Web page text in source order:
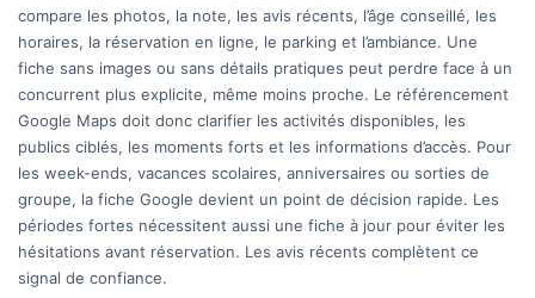
compare les photos, la note, les avis récents, l’âge conseillé, les
horaires, la réservation en ligne, le parking et l’ambiance. Une
fiche sans images ou sans détails pratiques peut perdre face à un
concurrent plus explicite, même moins proche. Le référencement
Google Maps doit donc clarifier les activités disponibles, les
publics ciblés, les moments forts et les informations d’accès. Pour
les week-ends, vacances scolaires, anniversaires ou sorties de
groupe, la fiche Google devient un point de décision rapide. Les
périodes fortes nécessitent aussi une fiche à jour pour éviter les
hésitations avant réservation. Les avis récents complètent ce
signal de confiance.